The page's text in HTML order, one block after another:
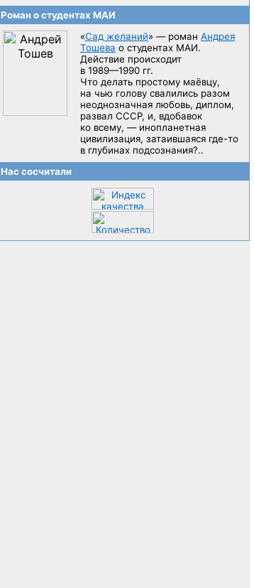
Роман о студентах МАИ
«Сад желаний» — роман Андрея
Тошева о студентах МАИ.
Действие происходит
в 1989—1990 гг.
Что делать простому маёвцу,
на чью голову свалились разом
неоднозначная любовь, диплом,
развал CCCP, и, вдобавок
ко всему, — инопланетная
цивилизация, затаившаяся где-то
в глубинах подсознания?..
Нас сосчитали